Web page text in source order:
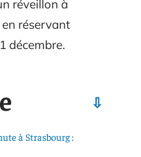
réveillon à
réservant
décembre.
à Strasbourg :